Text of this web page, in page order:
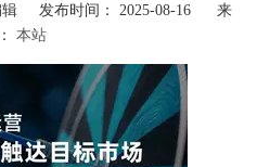
发布时间： 2025-08-16 来
本站